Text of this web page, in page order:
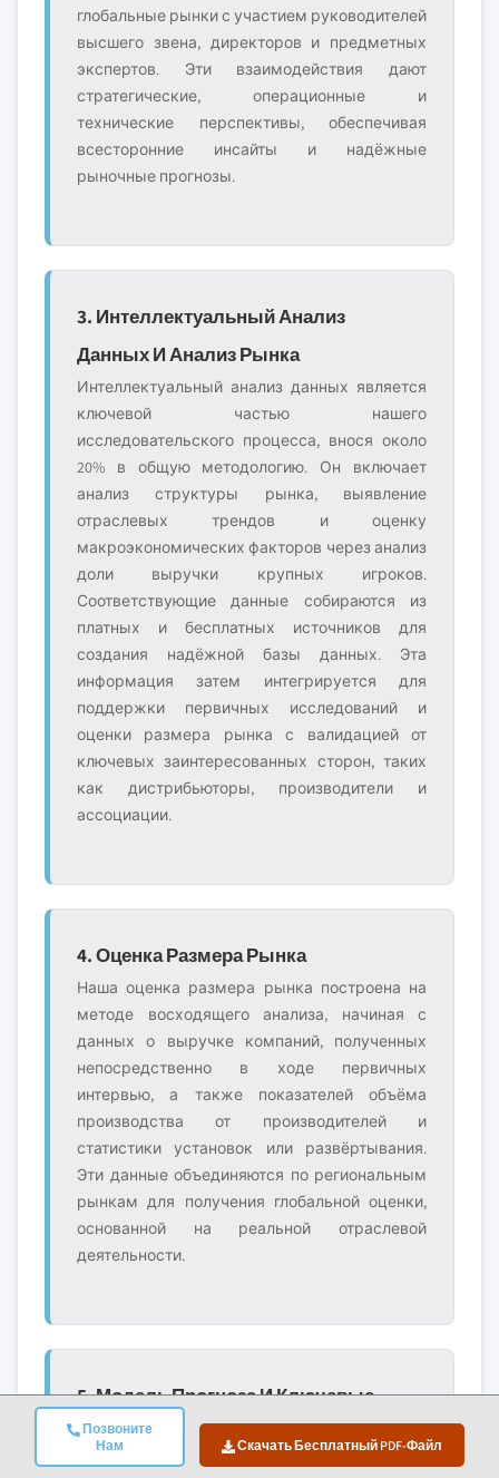
Позвоните
Нам
Скачать Бесплатный PDF-Файл
глобальные рынки с участием руководителей
высшего звена, директоров и предметных
экспертов. Эти взаимодействия дают
стратегические, операционные и
технические перспективы, обеспечивая
всесторонние инсайты и надёжные
рыночные прогнозы.
3. Интеллектуальный Анализ
Данных И Анализ Рынка
Интеллектуальный анализ данных является
ключевой частью нашего
исследовательского процесса, внося около
20% в общую методологию. Он включает
анализ структуры рынка, выявление
отраслевых трендов и оценку
макроэкономических факторов через анализ
доли выручки крупных игроков.
Соответствующие данные собираются из
платных и бесплатных источников для
создания надёжной базы данных. Эта
информация затем интегрируется для
поддержки первичных исследований и
оценки размера рынка с валидацией от
ключевых заинтересованных сторон, таких
как дистрибьюторы, производители и
ассоциации.
4. Оценка Размера Рынка
Наша оценка размера рынка построена на
методе восходящего анализа, начиная с
данных о выручке компаний, полученных
непосредственно в ходе первичных
интервью, а также показателей объёма
производства от производителей и
статистики установок или развёртывания.
Эти данные объединяются по региональным
рынкам для получения глобальной оценки,
основанной на реальной отраслевой
деятельности.
5. Модель Прогноза И Ключевые
Допущения
Каждый прогноз включает явную